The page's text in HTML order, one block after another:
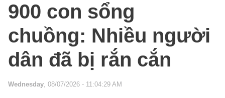
900 con sổng
chuồng: Nhiều người
dân đã bị rắn cắn
Wednesday, 08/07/2026 - 11:04:29 AM